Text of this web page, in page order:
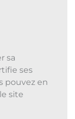
sa
ses
pouvez en
site